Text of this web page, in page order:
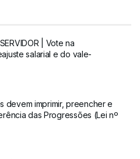
| Vote na
salarial e do vale-
devem imprimir, preencher e
das Progressões (Lei nº